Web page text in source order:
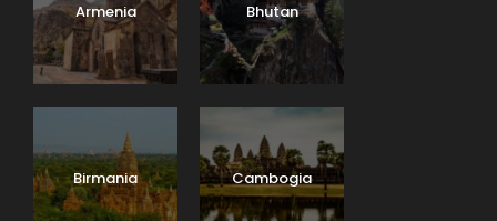
Armenia Bhutan
Birmania Cambogia